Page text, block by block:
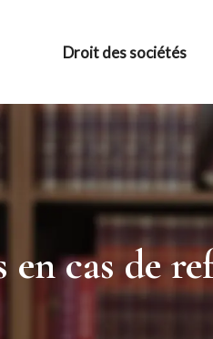
Droit des sociétés
cas de